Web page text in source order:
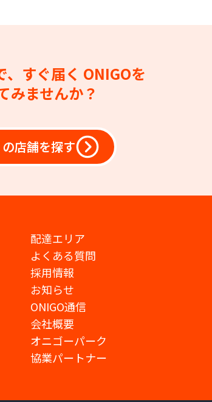
、すぐ届く ONIGOを
みませんか？
店舗を探す
配達エリア
よくある質問
採用情報
お知らせ
ONIGO通信
会社概要
オニゴーパーク
協業パートナー